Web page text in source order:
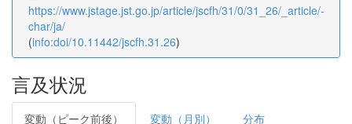
https://www.jstage.jst.go.jp/article/jscfh/31/0/31_26/_article/-
char/ja/
(info:doi/10.11442/jscfh.31.26)
言及状況
変動（ピーク前後） 変動（月別） 分布